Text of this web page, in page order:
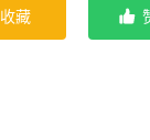
收藏 